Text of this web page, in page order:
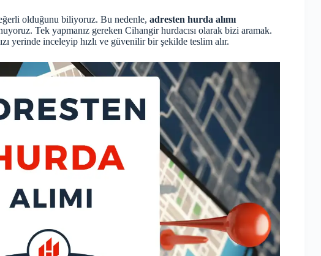
olduğunu biliyoruz. Bu nedenle, adresten hurda alımı
Tek yapmanız gereken Cihangir hurdacısı olarak bizi aramak.
yerinde inceleyip hızlı ve güvenilir bir şekilde teslim alır.